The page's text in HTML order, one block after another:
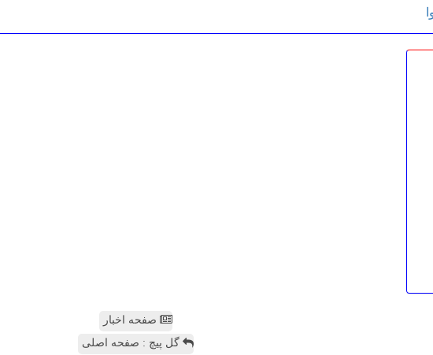
صفحه اخبار
گل پیچ : صفحه اصلی